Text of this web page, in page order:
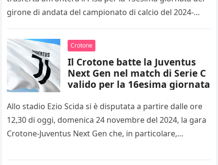
girone di andata del campionato di calcio del 2024-
Crotone
Il Crotone batte la Juventus
Next Gen nel match di Serie C
valido per la 16esima giornata
Allo stadio Ezio Scida si è disputata a partire dalle ore
12,30 di oggi, domenica 24 novembre del 2024, la gara
Crotone-Juventus Next Gen che, in particolare,…